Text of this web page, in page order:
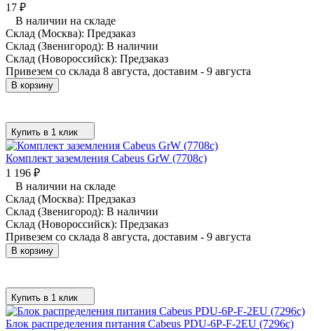
17 ₽
В наличии на складе
Склад (Москва): Предзаказ
Склад (Звенигород): В наличии
Склад (Новороссийск): Предзаказ
Привезем со склада 8 августа, доставим - 9 августа
В корзину
Купить в 1 клик
Комплект заземления Cabeus GrW (7708c)
1 196 ₽
В наличии на складе
Склад (Москва): Предзаказ
Склад (Звенигород): В наличии
Склад (Новороссийск): Предзаказ
Привезем со склада 8 августа, доставим - 9 августа
В корзину
Купить в 1 клик
Блок распределения питания Cabeus PDU-6P-F-2EU (7296c)